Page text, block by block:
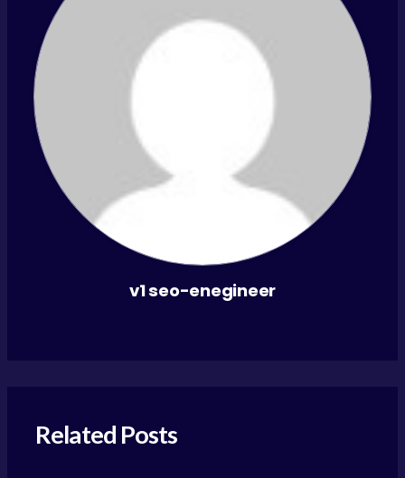
v1 seo-enegineer
Related Posts